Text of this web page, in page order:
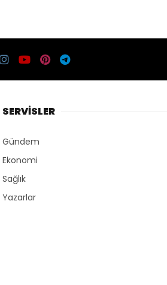
SERVİSLER
Gündem
Ekonomi
Sağlık
Yazarlar